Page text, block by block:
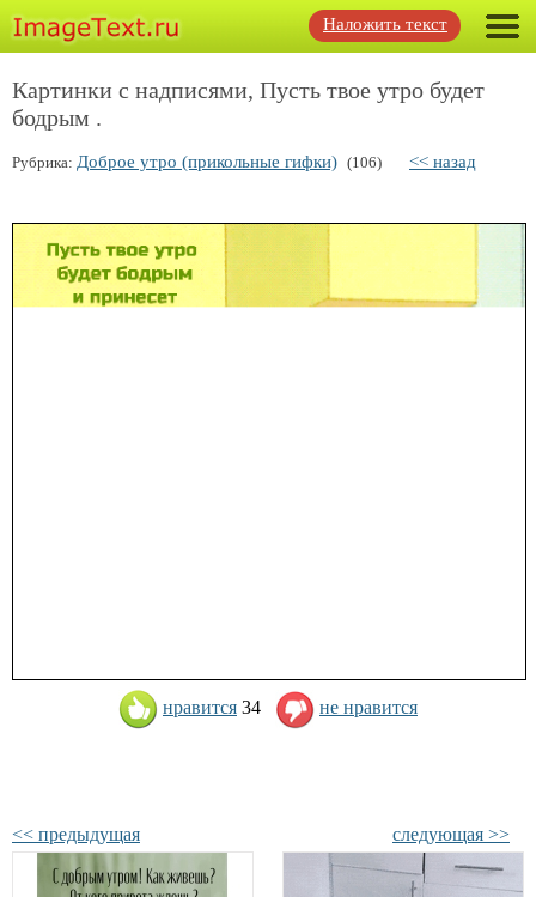
Наложить текст
Картинки с надписями, Пусть твое утро будет
бодрым .
Рубрика: Доброе утро (прикольные гифки) (106) << назад
нравится 34 не нравится
<< предыдущая следующая >>